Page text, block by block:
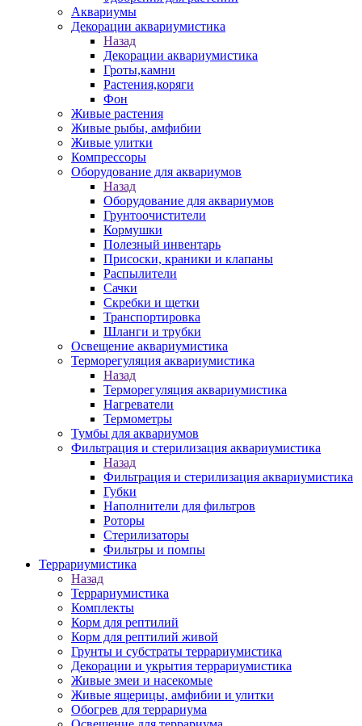
Аквариумы
Декорации аквариумистика
Назад
Декорации аквариумистика
Гроты,камни
Растения,коряги
Фон
Живые растения
Живые рыбы, амфибии
Живые улитки
Компрессоры
Оборудование для аквариумов
Назад
Оборудование для аквариумов
Грунтоочистители
Кормушки
Полезный инвентарь
Присоски, краники и клапаны
Распылители
Сачки
Скребки и щетки
Транспортировка
Шланги и трубки
Освещение аквариумистика
Терморегуляция аквариумистика
Назад
Терморегуляция аквариумистика
Нагреватели
Термометры
Тумбы для аквариумов
Фильтрация и стерилизация аквариумистика
Назад
Фильтрация и стерилизация аквариумистика
Губки
Наполнители для фильтров
Роторы
Стерилизаторы
Фильтры и помпы
Террариумистика
Назад
Террариумистика
Комплекты
Корм для рептилий
Корм для рептилий живой
Грунты и субстраты террариумистика
Декорации и укрытия террариумистика
Живые змеи и насекомые
Живые ящерицы, амфибии и улитки
Обогрев для террариума